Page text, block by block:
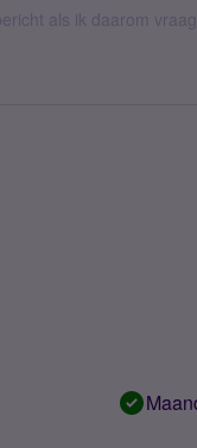
als ik daarom